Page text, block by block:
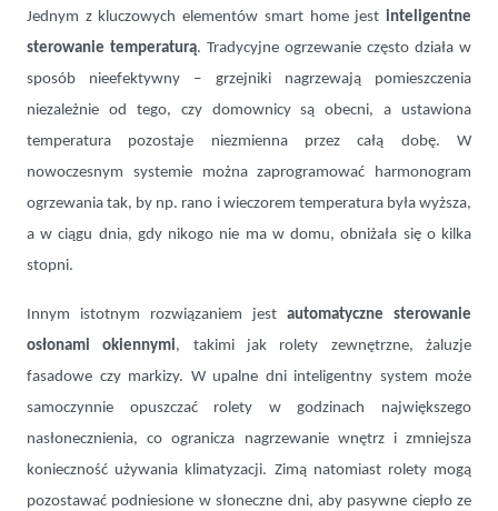
Jednym z kluczowych elementów smart home jest inteligentne
sterowanie temperaturą. Tradycyjne ogrzewanie często działa w
sposób nieefektywny – grzejniki nagrzewają pomieszczenia
niezależnie od tego, czy domownicy są obecni, a ustawiona
temperatura pozostaje niezmienna przez całą dobę. W
nowoczesnym systemie można zaprogramować harmonogram
ogrzewania tak, by np. rano i wieczorem temperatura była wyższa,
a w ciągu dnia, gdy nikogo nie ma w domu, obniżała się o kilka
stopni.
Innym istotnym rozwiązaniem jest automatyczne sterowanie
osłonami okiennymi, takimi jak rolety zewnętrzne, żaluzje
fasadowe czy markizy. W upalne dni inteligentny system może
samoczynnie opuszczać rolety w godzinach największego
nasłonecznienia, co ogranicza nagrzewanie wnętrz i zmniejsza
konieczność używania klimatyzacji. Zimą natomiast rolety mogą
pozostawać podniesione w słoneczne dni, aby pasywne ciepło ze